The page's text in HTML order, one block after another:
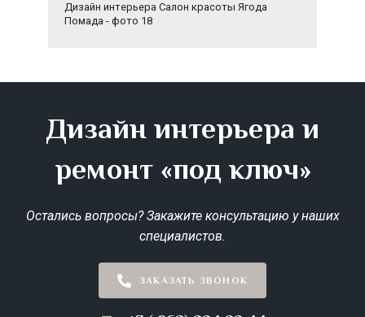
Дизайн интерьера Салон красоты Ягода
Помада - фото 18
Дизайн интерьера и
ремонт «под ключ»
Остались вопросы? Закажите консультацию у наших
специалистов.
ЗАКАЗАТЬ ЗВОНОК